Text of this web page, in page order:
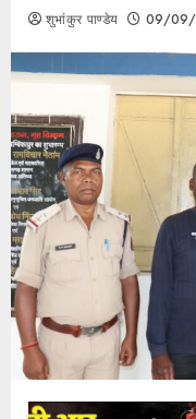
शुभांकुर पाण्डेय 09/